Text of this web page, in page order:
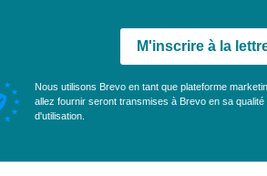
M'inscrire à la
Nous utilisons Brevo en tant que plateforme
allez fournir seront transmises à Brevo en sa
d'utilisation.